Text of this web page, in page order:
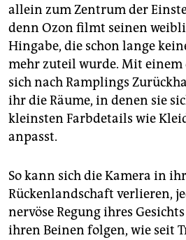
allein zum Zentrum der
denn Ozon filmt seinen
Hingabe, die schon lange
mehr zuteil wurde. Mit einem
sich nach Ramplings
ihr die Räume, in denen sie
kleinsten Farbdetails wie
anpasst.
So kann sich die Kamera in
Rückenlandschaft verlieren,
nervöse Regung ihres
ihren Beinen folgen, wie seit